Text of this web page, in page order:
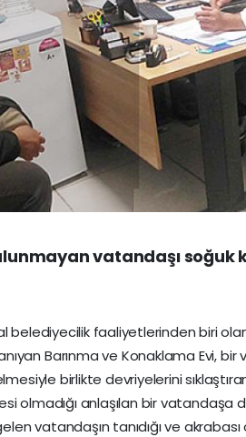
vatandaşı soğuk
belediyecilik faaliyetlerinden biri
Barınma ve Konaklama Evi, bir
birlikte devriyelerini
olmadığı anlaşılan bir vatandaşa
vatandaşın tanıdığı ve akrabası